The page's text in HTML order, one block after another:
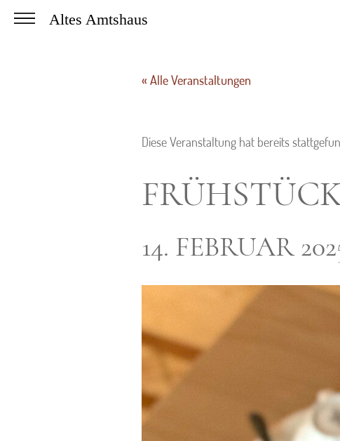
Altes Amtshaus
« Alle Veranstaltungen
Diese Veranstaltung hat bereits
14. FEBRUAR